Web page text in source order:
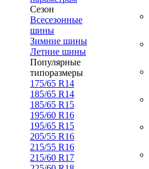
Сезон
Всесезонные
шины
Зимние шины
Летние шины
Популярные
типоразмеры
175/65 R14
185/65 R14
185/65 R15
195/60 R16
195/65 R15
205/55 R16
215/55 R16
215/60 R17